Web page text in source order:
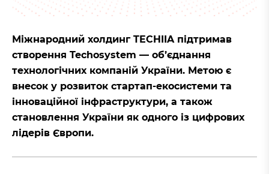
Міжнародний холдинг TECHIIA підтримав
створення Techosystem — об’єднання
технологічних компаній України. Метою є
внесок у розвиток стартап-екосистеми та
інноваційної інфраструктури, а також
становлення України як одного із цифрових
лідерів Європи.